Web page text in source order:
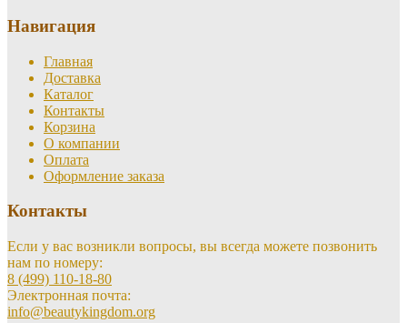
Навигация
Главная
Доставка
Каталог
Контакты
Корзина
О компании
Оплата
Оформление заказа
Контакты
Если у вас возникли вопросы, вы всегда можете позвонить
нам по номеру:
8 (499) 110-18-80
Электронная почта:
info@beautykingdom.org